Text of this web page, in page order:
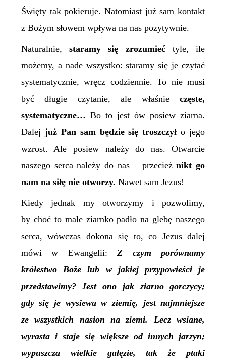
Święty tak pokieruje. Natomiast już sam kontakt
z Bożym słowem wpływa na nas pozytywnie.
Naturalnie, staramy się zrozumieć tyle, ile
możemy, a nade wszystko: staramy się je czytać
systematycznie, wręcz codziennie. To nie musi
być długie czytanie, ale właśnieczęste,
systematyczne… Bo to jest ów posiew ziarna.
Dalej już Pan sam będzie się troszczył o jego
wzrost. Ale posiew należy do nas. Otwarcie
naszego serca należy do nas – przecieżnikt go
nam na siłę nie otworzy. Nawet sam Jezus!
Kiedy jednak my otworzymy i pozwolimy,
by choć to małe ziarnko padło na glebę naszego
serca, wówczas dokona się to, co Jezus dalej
mówi w Ewangelii:Z czym porównamy
królestwo Boże lub w jakiej przypowieści je
przedstawimy? Jest ono jak ziarno gorczycy;
gdy się je wysiewa w ziemię, jest najmniejsze
ze wszystkich nasion na ziemi. Lecz wsiane,
wyrasta i staje się większe od innych jarzyn;
wypuszcza wielkie gałęzie, tak że ptaki